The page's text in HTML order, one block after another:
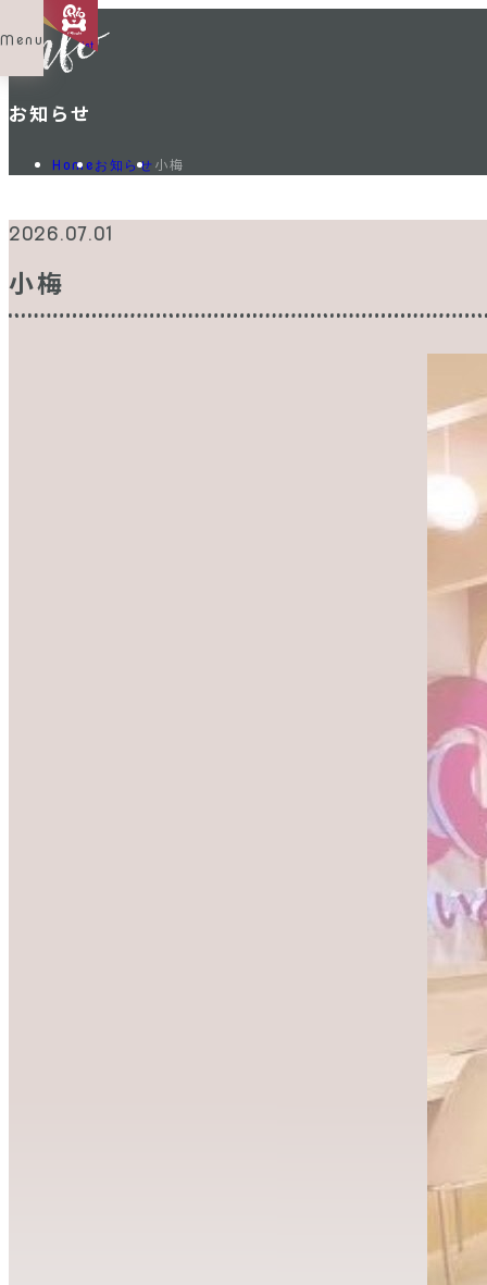
Menu Shop List
お知らせ
Home お知らせ 小梅
2026.07.01
小梅